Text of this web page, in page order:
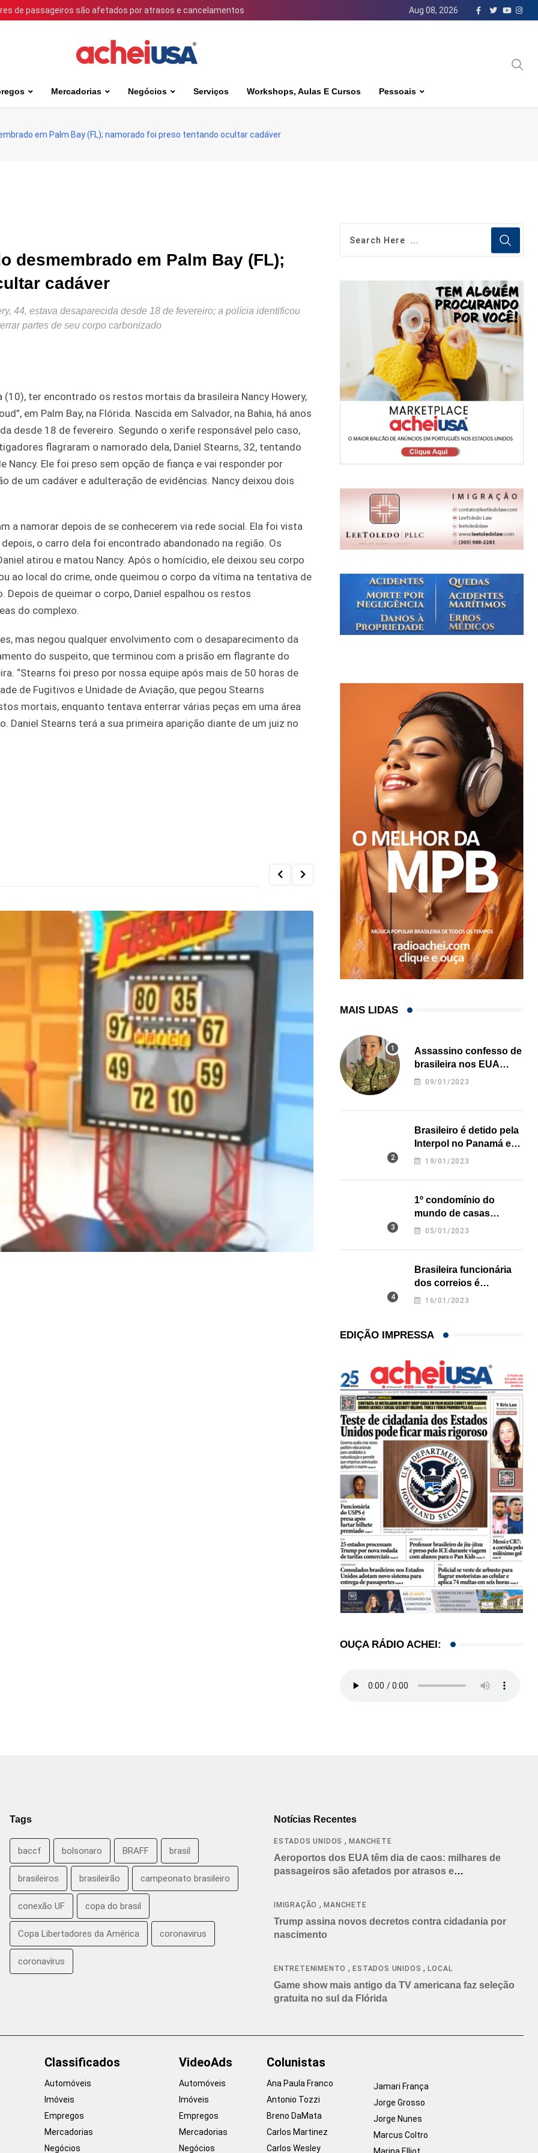
de passageiros são afetados por atrasos e cancelamentos Aug 08, 2026
Mercadorias Negócios Serviços Workshops, Aulas E Cursos Pessoais
em Palm Bay (FL); namorado foi preso tentando ocultar cadáver
desmembrado em Palm Bay (FL);
cadáver
44, estava desaparecida desde 18 de fevereiro; a polícia identificou
partes de seu corpo carbonizado
ter encontrado os restos mortais da brasileira Nancy Howery,
em Palm Bay, na Flórida. Nascida em Salvador, na Bahia, há anos
desde 18 de fevereiro. Segundo o xerife responsável pelo caso,
flagraram o namorado dela, Daniel Stearns, 32, tentando
Ele foi preso sem opção de fiança e vai responder por
um cadáver e adulteração de evidências. Nancy deixou dois
a namorar depois de se conhecerem via rede social. Ela foi vista
o carro dela foi encontrado abandonado na região. Os
atirou e matou Nancy. Após o homícidio, ele deixou seu corpo
ao local do crime, onde queimou o corpo da vítima na tentativa de
de queimar o corpo, Daniel espalhou os restos
do complexo.
mas negou qualquer envolvimento com o desaparecimento da
do suspeito, que terminou com a prisão em flagrante do
“Stearns foi preso por nossa equipe após mais de 50 horas de
de Fugitivos e Unidade de Aviação, que pegou Stearns
mortais, enquanto tentava enterrar várias peças em uma área
Daniel Stearns terá a sua primeira aparição diante de um juiz no
Influenciadora evangélica de Orlando (FL)
MAIS LIDAS
Assassino confesso de
brasileira nos EUA
revela onde deixou o
09/01/2023
Brasileiro é detido pela
Interpol no Panamá e
pode pegar prisão
19/01/2023
1º condomínio do
mundo de casas
impressas em 3D é
05/01/2023
Brasileira funcionária
dos correios é
assassinada a facadas
16/01/2023
EDIÇÃO IMPRESSA
OUÇA RÁDIO ACHEI:
Tags
baccf bolsonaro BRAFF brasil
brasileiros brasileirão campeonato brasileiro
conexão UF copa do brasil
Copa Libertadores da América coronavirus
coronavírus
Notícias Recentes
ESTADOS UNIDOS ,MANCHETE
Aeroportos dos EUA têm dia de caos: milhares de
passageiros são afetados por atrasos e
IMIGRAÇÃO ,MANCHETE
Trump assina novos decretos contra cidadania por
nascimento
ENTRETENIMENTO ,ESTADOS UNIDOS ,LOCAL
Game show mais antigo da TV americana faz seleção
gratuita no sul da Flórida
Classificados
Automóveis
Imóveis
Empregos
Mercadorias
Negócios
VideoAds
Automóveis
Imóveis
Empregos
Mercadorias
Negócios
Colunistas
Ana Paula Franco
Antonio Tozzi
Breno DaMata
Carlos Martinez
Carlos Wesley
Jamari França
Jorge Grosso
Jorge Nunes
Marcus Coltro